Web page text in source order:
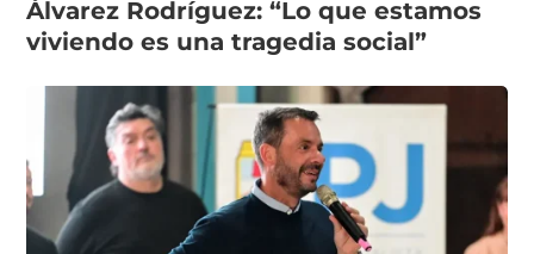
Álvarez Rodríguez: “Lo que estamos
viviendo es una tragedia social”